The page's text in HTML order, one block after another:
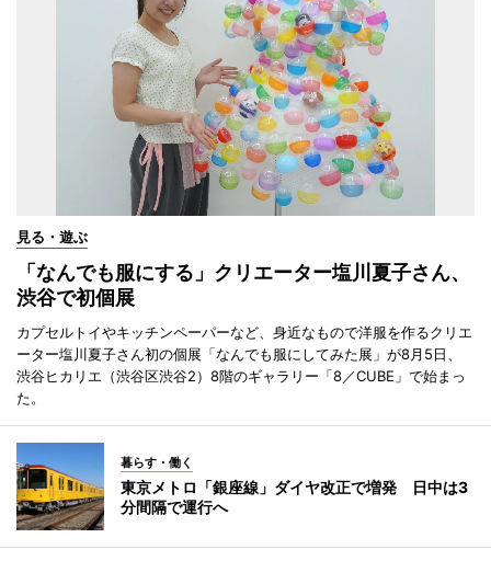
見る・遊ぶ
「なんでも服にする」クリエーター塩川夏子さん、
渋谷で初個展
カプセルトイやキッチンペーパーなど、身近なもので洋服を作るクリエ
ーター塩川夏子さん初の個展「なんでも服にしてみた展」が8月5日、
渋谷ヒカリエ（渋谷区渋谷2）8階のギャラリー「8／CUBE」で始まっ
た。
暮らす・働く
東京メトロ「銀座線」ダイヤ改正で増発 日中は3
分間隔で運行へ